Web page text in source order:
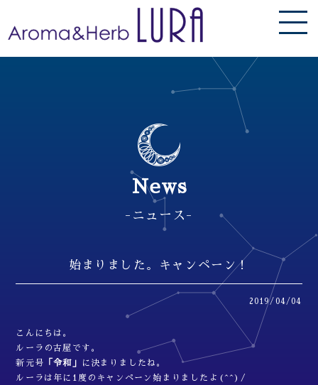
News
-ニュース-
始まりました。キャンペーン！
2019/04/04
こんにちは。
ルーラの古屋です。
新元号 「令和」
に決まりましたね。
ルーラは年に1度のキャンペーン始まりましたよ(^^)/